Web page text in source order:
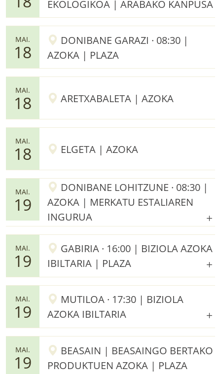
EKOLOGIKOA | ARABAKO KANPUSA
MAI.
18
DONIBANE GARAZI · 08:30 |
AZOKA | PLAZA
MAI.
18 ARETXABALETA | AZOKA
MAI.
18 ELGETA | AZOKA
MAI.
19
DONIBANE LOHITZUNE · 08:30 |
AZOKA | MERKATU ESTALIAREN
INGURUA
MAI.
19
GABIRIA · 16:00 | BIZIOLA AZOKA
IBILTARIA | PLAZA
MAI.
19
MUTILOA · 17:30 | BIZIOLA
AZOKA IBILTARIA
MAI.
19
BEASAIN | BEASAINGO BERTAKO
PRODUKTUEN AZOKA | PLAZA